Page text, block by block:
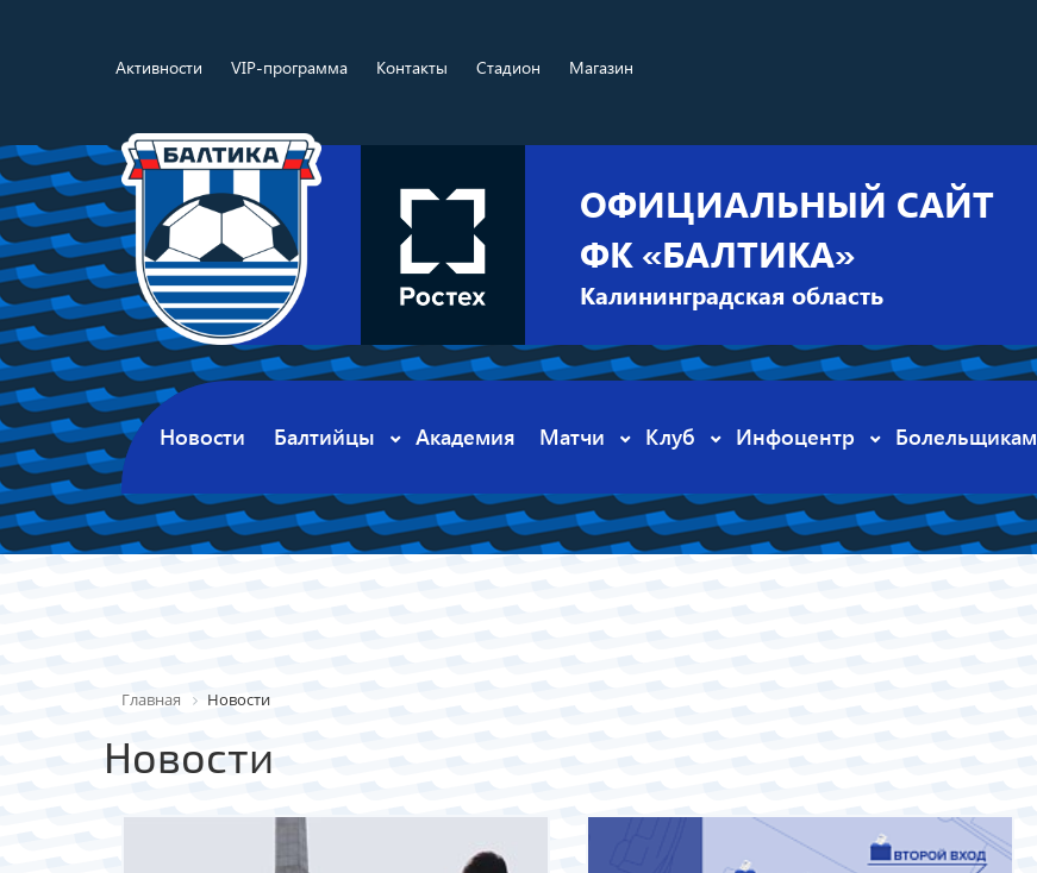
Активности VIP-программа Контакты Стадион Магазин
ОФИЦИАЛЬНЫЙ САЙТ
ФК «БАЛТИКА»
Калининградская область
Новости Балтийцы Академия Матчи Клуб Инфоцентр Болельщикам
Главная Новости
Новости